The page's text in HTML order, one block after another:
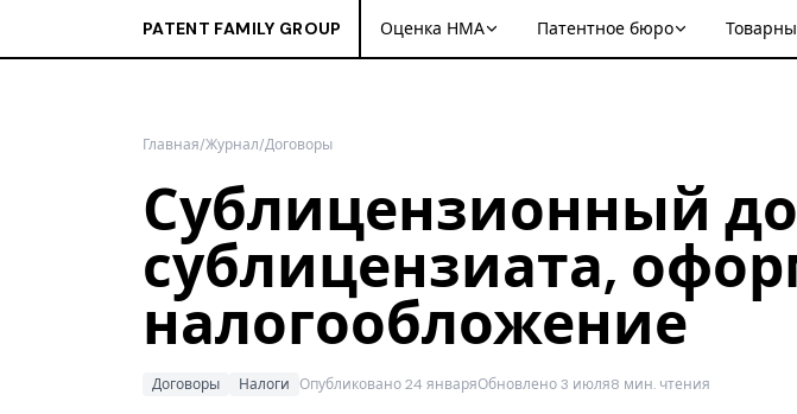
PATENT FAMILY GROUP Оценка НМА Патентное бюро
Главная/Журнал/Договоры
Сублицензионный
сублицензиата,
налогообложение
Договоры Налоги Опубликовано 24 январяОбновлено 3 июля8 мин. чтения